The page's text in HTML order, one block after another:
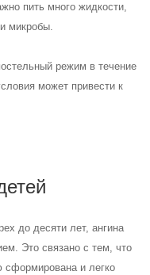
пить много жидкости,
микробы.
режим в течение
может привести к
до десяти лет, ангина
Это связано с тем, что
и легко